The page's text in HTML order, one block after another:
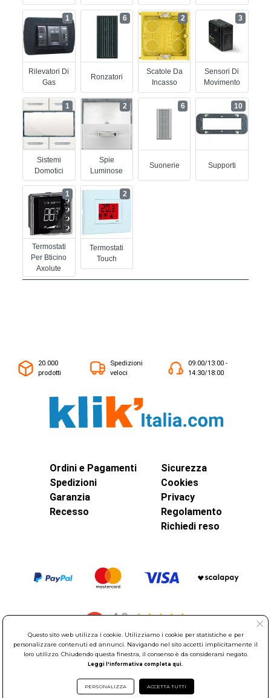
Rilevatori Di
Gas
1
Ronzatori
6
Scatole Da
Incasso
2
Sensori Di
Movimento
3
Sistemi
Domotici
1
Spie
Luminose
2
Suonerie
6
Supporti
10
Termostati
Per Bticino
Axolute
1
Termostati
Touch
2
20.000
prodotti
Spedizioni
veloci
09:00/13:00 -
14:30/18:00
Ordini e Pagamenti
Spedizioni
Garanzia
Recesso
Sicurezza
Cookies
Privacy
Regolamento
Richiedi reso
© Elettroservice Spa - Sede Legale: Via Leonardo da Vinci, 40 -
00015 Monterotondo Scalo (RM)
Partita Iva: 01586761007 - Codice Fiscale: 06634500588 Capitale
Questo sito web utilizza i cookie. Utilizziamo i cookie per statistiche e per
personalizzare contenuti ed annunci. Navigando nel sito accetti implicitamente il
loro utilizzo. Chiudendo questa finestra, il consenso è da considerarsi negato.
Leggi l'informativa completa qui.
PERSONALIZZA ACCETTA TUTTI